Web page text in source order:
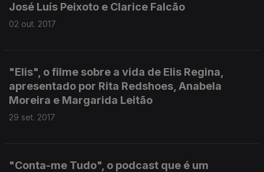
José Luís Peixoto e Clarice Falcão
02 out. 2017
"Elis", o filme sobre a vida de Elis Regina,
apresentado por Rita Redshoes, Anabela
Moreira e Margarida Leitão
29 set. 2017
"Conta-me Tudo", o podcast que é um